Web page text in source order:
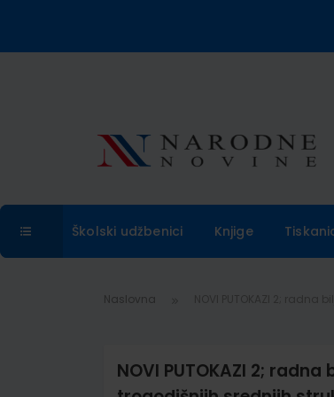
Školski udžbenici Knjige
Naslovna
NOVI PUTOKAZI 2;